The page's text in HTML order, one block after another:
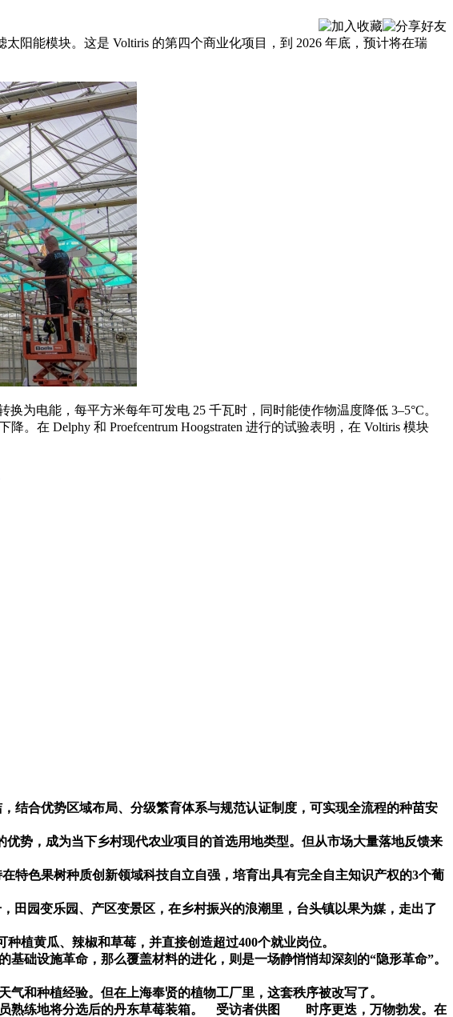
阳能模块。这是 Voltiris 的第四个商业化项目，到 2026 年底，预计将在瑞
为电能，每平方米每年可发电 25 千瓦时，同时能使作物温度降低 3–5°C。
在 Delphy 和 Proefcentrum Hoogstraten 进行的试验表明，在 Voltiris 模块
结合优势区域布局、分级繁育体系与规范认证制度，可实现全流程的种苗安
势，成为当下乡村现代农业项目的首选用地类型。但从市场大量落地反馈来
特色果树种质创新领域科技自立自强，培育出具有完全自主知识产权的3个葡
田园变乐园、产区变景区，在乡村振兴的浪潮里，台头镇以果为媒，走出了
植黄瓜、辣椒和草莓，并直接创造超过400个就业岗位。
础设施革命，那么覆盖材料的进化，则是一场静悄悄却深刻的“隐形革命”。
和种植经验。但在上海奉贤的植物工厂里，这套秩序被改写了。
熟练地将分选后的丹东草莓装箱。 受访者供图 时序更迭，万物勃发。在